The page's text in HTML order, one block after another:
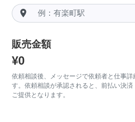
room
販売金額
¥0
依頼相談後、メッセージで依頼者と仕事詳
す。依頼相談が承認されると、前払い決
ご提供となります。